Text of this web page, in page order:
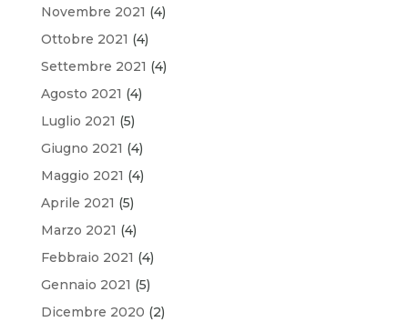
Novembre 2021 (4)
Ottobre 2021 (4)
Settembre 2021 (4)
Agosto 2021 (4)
Luglio 2021 (5)
Giugno 2021 (4)
Maggio 2021 (4)
Aprile 2021 (5)
Marzo 2021 (4)
Febbraio 2021 (4)
Gennaio 2021 (5)
Dicembre 2020 (2)